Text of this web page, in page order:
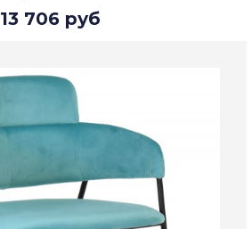
13 706 руб